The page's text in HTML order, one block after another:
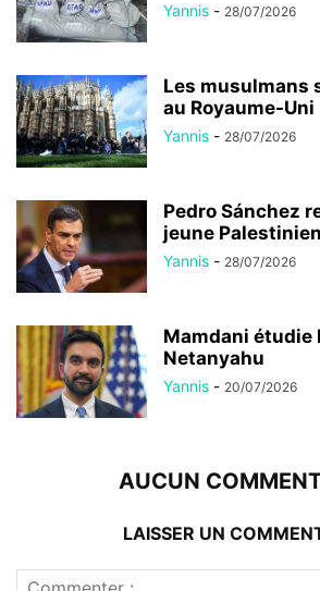
Yannis - 28/07/2026
Les musulmans
au Royaume-Uni
Yannis - 28/07/2026
Pedro Sánchez
jeune
Yannis - 28/07/2026
Mamdani étudie
Netanyahu
Yannis - 20/07/2026
AUCUN
LAISSER UN